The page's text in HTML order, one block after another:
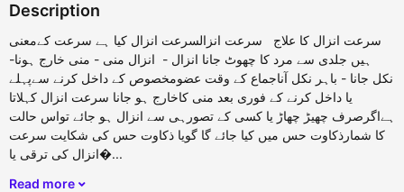
Description
سرعت انزال کا علاج سرعت انزالسرعت انزال کیا ہے سرعت کےمعنی
ہیں جلدی سے مرد کا چھوٹ جانا انزال - انزال منی - منی خارج ہونا-
نکل جانا - باہر نکل آناجماع کے وقت عضومخصوص کے داخل کرنے سےپہلے
یا داخل کرنے کے فوری بعد منی کاخارج ہو جانا سرعت انزال کہلاتا
ہےاگرصرف چھیڑ چھاڑ یا کسی کے تصورہی سے انزال ہو جائے تواس حالت
کا شمارذکاوت حس میں کیا جائے گا گویا ذکاوت حس کی شکایت سرعت
انزال کی ترقی یا�...
Read more